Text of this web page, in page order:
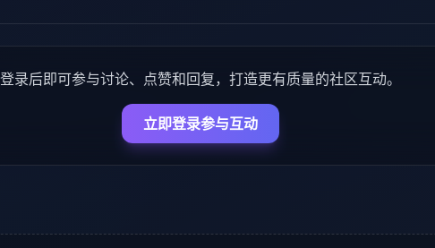
登录后即可参与讨论、点赞和回复，打造更有质量的社区互动。
立即登录参与互动